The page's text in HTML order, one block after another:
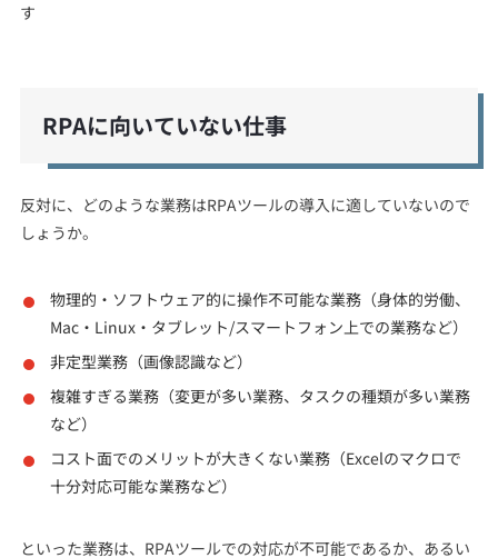
す
RPAに向いていない仕事
反対に、どのような業務はRPAツールの導入に適していないので
しょうか。
物理的・ソフトウェア的に操作不可能な業務（身体的労働、
Mac・Linux・タブレット/スマートフォン上での業務など）
非定型業務（画像認識など）
複雑すぎる業務（変更が多い業務、タスクの種類が多い業務
など）
コスト面でのメリットが大きくない業務（Excelのマクロで
十分対応可能な業務など）
といった業務は、RPAツールでの対応が不可能であるか、あるい